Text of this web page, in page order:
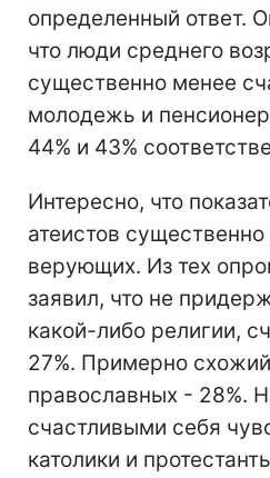
определенный ответ.
что люди среднего
существенно менее
молодежь и
44% и 43%
Интересно, что
атеистов
верующих. Из тех
заявил, что не
какой-либо религии,
27%. Примерно схожий
православных - 28%.
счастливыми себя
католики и